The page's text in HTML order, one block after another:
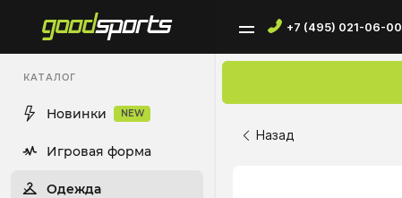
+7 (495) 021-06-00
КАТАЛОГ
Новинки NEW
Игровая форма
Одежда
Назад